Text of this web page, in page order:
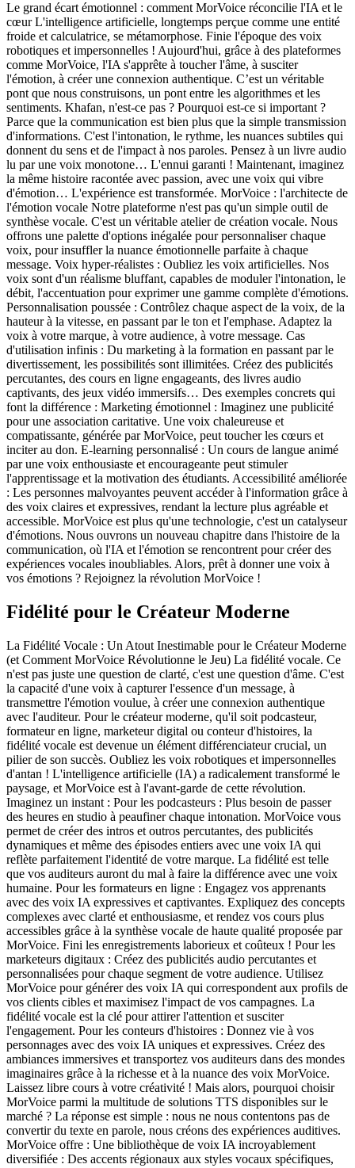
Le grand écart émotionnel : comment MorVoice réconcilie l'IA et le
cœur L'intelligence artificielle, longtemps perçue comme une entité
froide et calculatrice, se métamorphose. Finie l'époque des voix
robotiques et impersonnelles ! Aujourd'hui, grâce à des plateformes
comme MorVoice, l'IA s'apprête à toucher l'âme, à susciter
l'émotion, à créer une connexion authentique. C’est un véritable
pont que nous construisons, un pont entre les algorithmes et les
sentiments. Khafan, n'est-ce pas ? Pourquoi est-ce si important ?
Parce que la communication est bien plus que la simple transmission
d'informations. C'est l'intonation, le rythme, les nuances subtiles qui
donnent du sens et de l'impact à nos paroles. Pensez à un livre audio
lu par une voix monotone… L'ennui garanti ! Maintenant, imaginez
la même histoire racontée avec passion, avec une voix qui vibre
d'émotion… L'expérience est transformée. MorVoice : l'architecte de
l'émotion vocale Notre plateforme n'est pas qu'un simple outil de
synthèse vocale. C'est un véritable atelier de création vocale. Nous
offrons une palette d'options inégalée pour personnaliser chaque
voix, pour insuffler la nuance émotionnelle parfaite à chaque
message. Voix hyper-réalistes : Oubliez les voix artificielles. Nos
voix sont d'un réalisme bluffant, capables de moduler l'intonation, le
débit, l'accentuation pour exprimer une gamme complète d'émotions.
Personnalisation poussée : Contrôlez chaque aspect de la voix, de la
hauteur à la vitesse, en passant par le ton et l'emphase. Adaptez la
voix à votre marque, à votre audience, à votre message. Cas
d'utilisation infinis : Du marketing à la formation en passant par le
divertissement, les possibilités sont illimitées. Créez des publicités
percutantes, des cours en ligne engageants, des livres audio
captivants, des jeux vidéo immersifs… Des exemples concrets qui
font la différence : Marketing émotionnel : Imaginez une publicité
pour une association caritative. Une voix chaleureuse et
compatissante, générée par MorVoice, peut toucher les cœurs et
inciter au don. E-learning personnalisé : Un cours de langue animé
par une voix enthousiaste et encourageante peut stimuler
l'apprentissage et la motivation des étudiants. Accessibilité améliorée
: Les personnes malvoyantes peuvent accéder à l'information grâce à
des voix claires et expressives, rendant la lecture plus agréable et
accessible. MorVoice est plus qu'une technologie, c'est un catalyseur
d'émotions. Nous ouvrons un nouveau chapitre dans l'histoire de la
communication, où l'IA et l'émotion se rencontrent pour créer des
expériences vocales inoubliables. Alors, prêt à donner une voix à
vos émotions ? Rejoignez la révolution MorVoice !
Fidélité pour le Créateur Moderne
La Fidélité Vocale : Un Atout Inestimable pour le Créateur Moderne
(et Comment MorVoice Révolutionne le Jeu) La fidélité vocale. Ce
n'est pas juste une question de clarté, c'est une question d'âme. C'est
la capacité d'une voix à capturer l'essence d'un message, à
transmettre l'émotion voulue, à créer une connexion authentique
avec l'auditeur. Pour le créateur moderne, qu'il soit podcasteur,
formateur en ligne, marketeur digital ou conteur d'histoires, la
fidélité vocale est devenue un élément différenciateur crucial, un
pilier de son succès. Oubliez les voix robotiques et impersonnelles
d'antan ! L'intelligence artificielle (IA) a radicalement transformé le
paysage, et MorVoice est à l'avant-garde de cette révolution.
Imaginez un instant : Pour les podcasteurs : Plus besoin de passer
des heures en studio à peaufiner chaque intonation. MorVoice vous
permet de créer des intros et outros percutantes, des publicités
dynamiques et même des épisodes entiers avec une voix IA qui
reflète parfaitement l'identité de votre marque. La fidélité est telle
que vos auditeurs auront du mal à faire la différence avec une voix
humaine. Pour les formateurs en ligne : Engagez vos apprenants
avec des voix IA expressives et captivantes. Expliquez des concepts
complexes avec clarté et enthousiasme, et rendez vos cours plus
accessibles grâce à la synthèse vocale de haute qualité proposée par
MorVoice. Fini les enregistrements laborieux et coûteux ! Pour les
marketeurs digitaux : Créez des publicités audio percutantes et
personnalisées pour chaque segment de votre audience. Utilisez
MorVoice pour générer des voix IA qui correspondent aux profils de
vos clients cibles et maximisez l'impact de vos campagnes. La
fidélité vocale est la clé pour attirer l'attention et susciter
l'engagement. Pour les conteurs d'histoires : Donnez vie à vos
personnages avec des voix IA uniques et expressives. Créez des
ambiances immersives et transportez vos auditeurs dans des mondes
imaginaires grâce à la richesse et à la nuance des voix MorVoice.
Laissez libre cours à votre créativité ! Mais alors, pourquoi choisir
MorVoice parmi la multitude de solutions TTS disponibles sur le
marché ? La réponse est simple : nous ne nous contentons pas de
convertir du texte en parole, nous créons des expériences auditives.
MorVoice offre : Une bibliothèque de voix IA incroyablement
diversifiée : Des accents régionaux aux styles vocaux spécifiques,